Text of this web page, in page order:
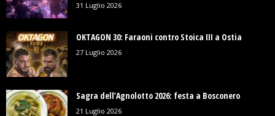
31 Luglio 2026
OKTAGON 30: Faraoni contro Stoica III a Ostia
27 Luglio 2026
Sagra dell’Agnolotto 2026: festa a Bosconero
21 Luglio 2026